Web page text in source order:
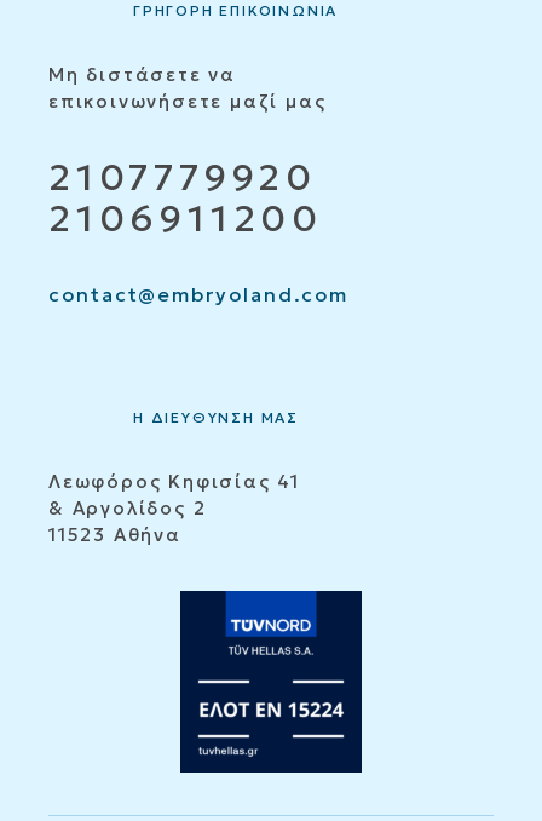
ΓΡΗΓΟΡΗ ΕΠΙΚΟΙΝΩΝΙΑ
Μη διστάσετε να
επικοινωνήσετε μαζί μας
2107779920
2106911200
contact@embryoland.com
Η ΔΙΕΥΘΥΝΣΗ ΜΑΣ
Λεωφόρος Κηφισίας 41
& Αργολίδος 2
11523 Αθήνα